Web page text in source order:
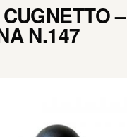
–
N.147